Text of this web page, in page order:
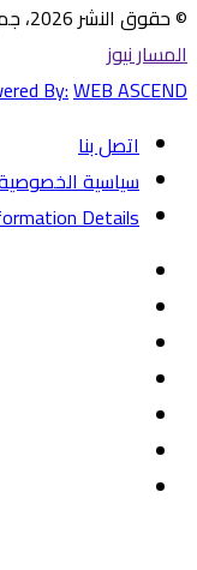
© حقوق النشر 2026، جميع الحقوق محفوظة |
المسار نيوز
By:WEB ASCEND
اتصل بنا
سياسية
Details